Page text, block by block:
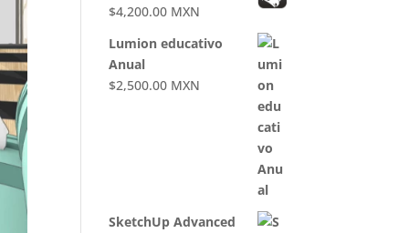
$4,200.00 MXN
Lumion educativo
Anual
$2,500.00 MXN
SketchUp Advanced